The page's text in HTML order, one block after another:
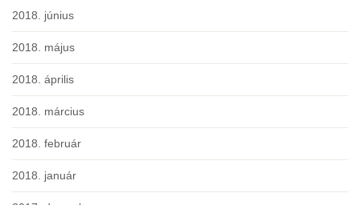
2018. június
2018. május
2018. április
2018. március
2018. február
2018. január